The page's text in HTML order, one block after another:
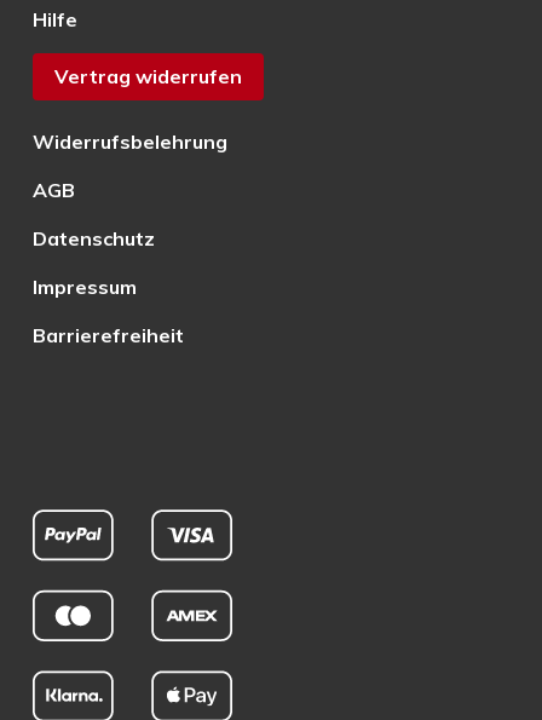
Hilfe
Vertrag widerrufen
Widerrufsbelehrung
AGB
Datenschutz
Impressum
Barrierefreiheit